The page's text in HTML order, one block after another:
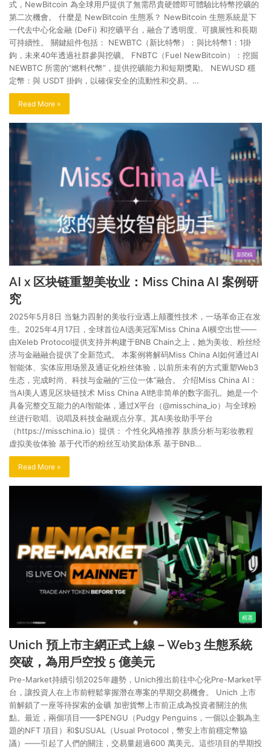
式，NewBitcoin 為全球用戶提供了無需昂貴硬體即可體驗比特幣挖礦的
第二次機會。 什麼是 NewBitcoin 生態系？ NewBitcoin 生態系統是下
一代去中心化金融 (DeFi) 和挖礦平台，融合了透明度、可擴展性和長期
可持續性。 關鍵組件包括： NEWBTC（新比特幣）：與比特幣1：1掛
鉤，未來40年透過社群參與挖礦。 FNBTC（Fuel NewBitcoin）：挖掘
NEWBTC 所需的“燃料代幣”，提供挖礦能力和短期獎勵。 NEWUSD 穩
定幣：與 USDT 掛鉤，以確保安全的流動性和交易。…
Read More »
新聞稿
AI x 区块链重塑美妆业：Miss China AI 案例研
究
2025年5月8日 当魅力四射的美妆行业遇上颠覆性技术，一场革命正在发
生。2025年4月17日，全球首位AI选美冠军Miss China AI横空出世——
由Xeleb Protocol提供支持并构建于BNB Chain之上，她为美妆、粉丝经
济与金融融合提供了全新范式。 本案例将解码Miss China AI如何通过AI
智能体、实体应用场景及通证化粉丝体验，以前所未有的方式重塑Web3
生态，完成时尚、科技与金融的”三位一体”融合。 介绍Miss China AI：
当AI美人遇见区块链技术 Miss China AI绝非简单的数字面孔。她是一个
具备完整交互能力的AI智能体，通过X平台（@misschina_io）与全球粉
丝进行歌唱、说唱及科技金融观点分享。其AI美妆助手平台
（https://misschina.io）提供： 个性化风格推荐 肤质分析与彩妆教程
虚拟美妆体验 基于代币的粉丝互动奖励体系 基于BNB…
Read More »
精選
Unich 預上市主網正式上線－Web3 生態系統
突破，為用戶空投 5 億美元
Pre-Market持續引領2025年趨勢，Unich推出前往中心化Pre-Market平
台，讓投資人在上市前輕鬆掌握潛在專案的早期交易機會。 Unich 上市
前解鎖了一座等待探索的金礦 加密貨幣上市前正成為投資者關注的焦
點。最近，兩個項目——$PENGU（Pudgy Penguins，一個以企鵝為主
題的NFT 項目）和$USUAL（Usual Protocol，幣安上市前穩定幣協
議）——引起了人們的關注，交易量超過600 萬美元。這些項目的早期投